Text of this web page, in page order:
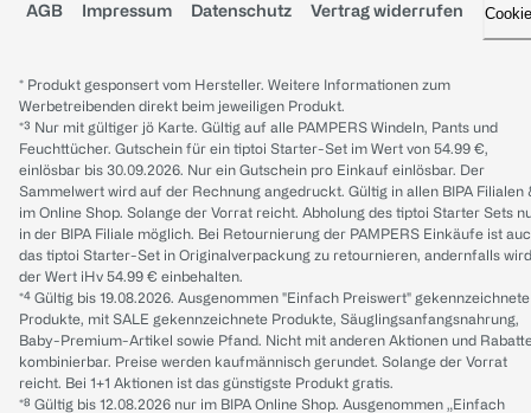
AGB Impressum Datenschutz Vertrag widerrufen
* Produkt gesponsert vom Hersteller. Weitere Informationen zum
Werbetreibenden direkt beim jeweiligen Produkt.
*³ Nur mit gültiger jö Karte. Gültig auf alle PAMPERS Windeln, Pants und
Feuchttücher. Gutschein für ein tiptoi Starter-Set im Wert von 54.99 €,
einlösbar bis 30.09.2026. Nur ein Gutschein pro Einkauf einlösbar. Der
Sammelwert wird auf der Rechnung angedruckt. Gültig in allen BIPA Filialen
im Online Shop. Solange der Vorrat reicht. Abholung des tiptoi Starter Sets
in der BIPA Filiale möglich. Bei Retournierung der PAMPERS Einkäufe ist
das tiptoi Starter-Set in Originalverpackung zu retournieren, andernfalls wird
der Wert iHv 54.99 € einbehalten.
*⁴ Gültig bis 19.08.2026. Ausgenommen "Einfach Preiswert" gekennzeichnete
Produkte, mit SALE gekennzeichnete Produkte, Säuglingsanfangsnahrung,
Baby-Premium-Artikel sowie Pfand. Nicht mit anderen Aktionen und
kombinierbar. Preise werden kaufmännisch gerundet. Solange der Vorrat
reicht. Bei 1+1 Aktionen ist das günstigste Produkt gratis.
*⁸ Gültig bis 12.08.2026 nur im BIPA Online Shop. Ausgenommen „Einfach